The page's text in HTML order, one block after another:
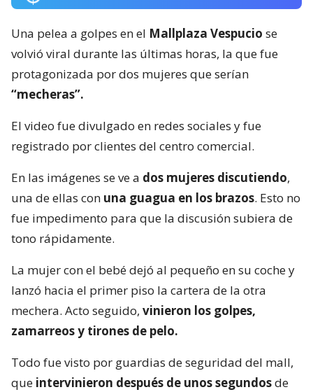
Una pelea a golpes en el Mallplaza Vespucio se
volvió viral durante las últimas horas, la que fue
protagonizada por dos mujeres que serían
“mecheras”.
El video fue divulgado en redes sociales y fue
registrado por clientes del centro comercial.
En las imágenes se ve a dos mujeres discutiendo,
una de ellas con una guagua en los brazos. Esto no
fue impedimento para que la discusión subiera de
tono rápidamente.
La mujer con el bebé dejó al pequeño en su coche y
lanzó hacia el primer piso la cartera de la otra
mechera. Acto seguido, vinieron los golpes,
zamarreos y tirones de pelo.
Todo fue visto por guardias de seguridad del mall,
que intervinieron después de unos segundosde